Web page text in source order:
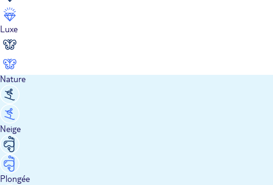
Luxe
Nature
Neige
Plongée